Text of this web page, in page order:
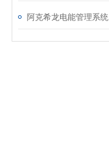
阿克希龙电能管理系统